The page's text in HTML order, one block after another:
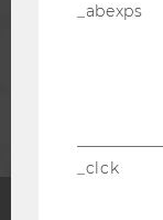
STAFF_abexps
_clck